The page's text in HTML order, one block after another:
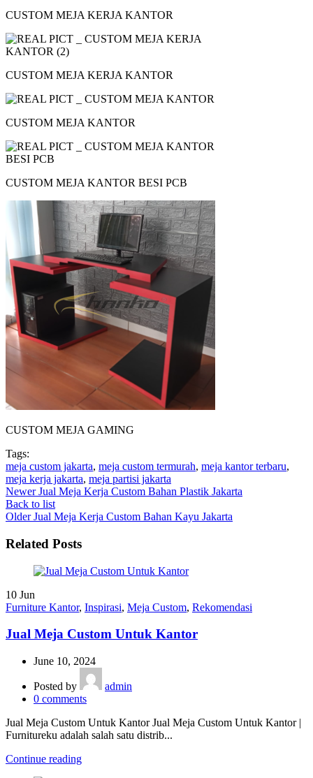
CUSTOM MEJA KERJA KANTOR
CUSTOM MEJA KERJA KANTOR
CUSTOM MEJA KANTOR
CUSTOM MEJA KANTOR BESI PCB
CUSTOM MEJA GAMING
Tags:
meja custom jakarta, meja custom termurah, meja kantor terbaru,
meja kerja jakarta, meja partisi jakarta
Newer Jual Meja Kerja Custom Bahan Plastik Jakarta
Back to list
Older Jual Meja Kerja Custom Bahan Kayu Jakarta
Related Posts
10 Jun
Furniture Kantor, Inspirasi, Meja Custom, Rekomendasi
Jual Meja Custom Untuk Kantor
June 10, 2024
Posted by
admin
0 comments
Jual Meja Custom Untuk Kantor Jual Meja Custom Untuk Kantor |
Furnitureku adalah salah satu distrib...
Continue reading